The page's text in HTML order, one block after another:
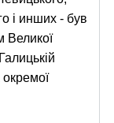
і инших - був
Великої
окремої